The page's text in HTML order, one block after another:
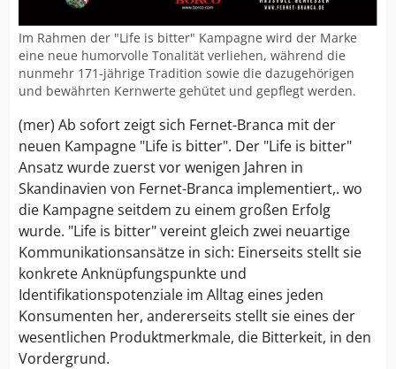
Im Rahmen der "Life is bitter" Kampagne wird der Marke
eine neue humorvolle Tonalität verliehen, während die
nunmehr 171-jährige Tradition sowie die dazugehörigen
und bewährten Kernwerte gehütet und gepflegt werden.
(mer) Ab sofort zeigt sich Fernet-Branca mit der
neuen Kampagne "Life is bitter". Der "Life is bitter"
Ansatz wurde zuerst vor wenigen Jahren in
Skandinavien von Fernet-Branca implementiert,. wo
die Kampagne seitdem zu einem großen Erfolg
wurde. "Life is bitter" vereint gleich zwei neuartige
Kommunikationsansätze in sich: Einerseits stellt sie
konkrete Anknüpfungspunkte und
Identifikationspotenziale im Alltag eines jeden
Konsumenten her, andererseits stellt sie eines der
wesentlichen Produktmerkmale, die Bitterkeit, in den
Vordergrund.